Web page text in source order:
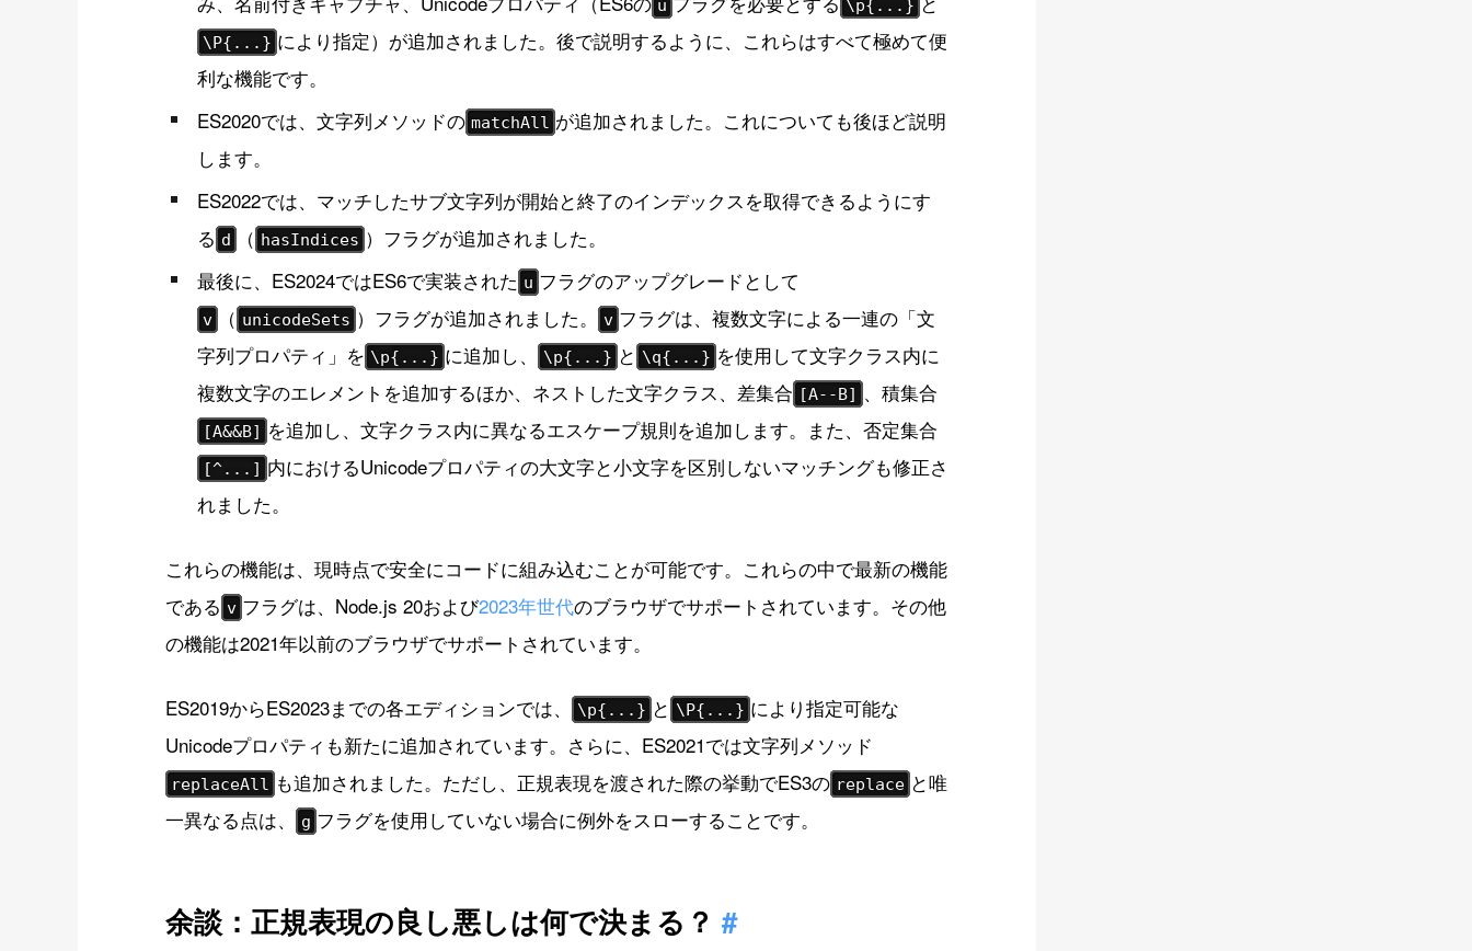
u \p{...}
\P{...} により指定）が追加されました。後で説明するように、これらはすべて極めて便
利な機能です。
ES2020では、文字列メソッドの matchAll が追加されました。これについても後ほど説明
します。
ES2022では、マッチしたサブ文字列が開始と終了のインデックスを取得できるようにす
る d （ hasIndices ）フラグが追加されました。
最後に、ES2024ではES6で実装された u フラグのアップグレードとして
v （ unicodeSets ）フラグが追加されました。 v フラグは、複数文字による一連の「文
字列プロパティ」を \p{...} に追加し、 \p{...} と \q{...} を使用して文字クラス内に
複数文字のエレメントを追加するほか、ネストした文字クラス、差集合 [A--B] 、積集合
[A&&B] を追加し、文字クラス内に異なるエスケープ規則を追加します。また、否定集合
[^...] 内におけるUnicodeプロパティの大文字と小文字を区別しないマッチングも修正さ
れました。
これらの機能は、現時点で安全にコードに組み込むことが可能です。これらの中で最新の機能
である v フラグは、Node.js 20および2023年世代のブラウザでサポートされています。その他
の機能は2021年以前のブラウザでサポートされています。
ES2019からES2023までの各エディションでは、 \p{...} と \P{...} により指定可能な
Unicodeプロパティも新たに追加されています。さらに、ES2021では文字列メソッド
replaceAll も追加されました。ただし、正規表現を渡された際の挙動でES3の replace と唯
一異なる点は、 g フラグを使用していない場合に例外をスローすることです。
余談：正規表現の良し悪しは何で決まる？#